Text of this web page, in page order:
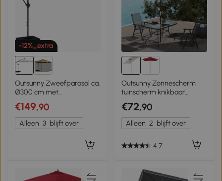
-12%_extra
Outsunny Zweefparasol ca.
Ø300 cm met
vergrendelingsmechanisme,
slinger, standaard en
gewichten, crème
€149,90
Alleen 3 blijft over
Outsunny Zonnescherm
tuinscherm knikbaar
bescherming tegen de zon
3-delig hout+polyester
crème
€72,90
Alleen 2 blijft over
4.7